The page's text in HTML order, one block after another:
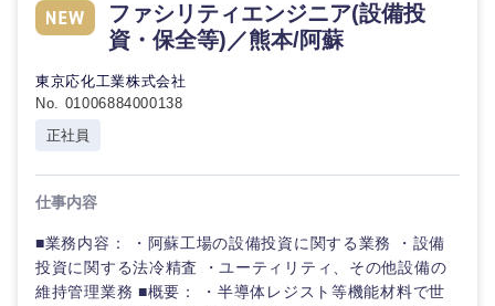
ファシリティエンジニア(設備投
資・保全等)／熊本/阿蘇
東京応化工業株式会社
No. 01006884000138
正社員
仕事内容
■業務内容： ・阿蘇工場の設備投資に関する業務 ・設備
投資に関する法冷精査 ・ユーティリティ、その他設備の
維持管理業務 ■概要： ・半導体レジスト等機能材料で世